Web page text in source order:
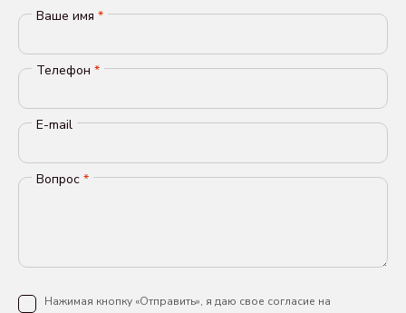
Ваше имя *
Телефон *
E-mail
Вопрос *
Нажимая кнопку «Отправить», я даю свое согласие на